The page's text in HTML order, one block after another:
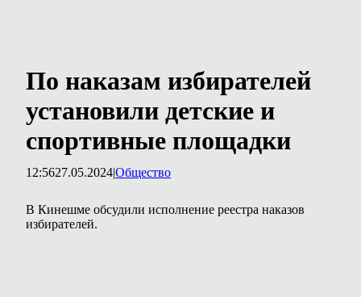
По наказам избирателей
установили детские и
спортивные площадки
12:5627.05.2024|Общество
В Кинешме обсудили исполнение реестра наказов
избирателей.